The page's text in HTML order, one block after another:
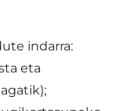
indarra:
eta